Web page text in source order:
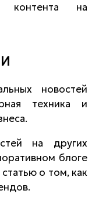
контента на
новостей
техника и
на других
блоге
о том, как